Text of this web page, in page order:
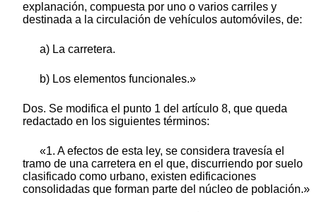
explanación, compuesta por uno o varios carriles y
destinada a la circulación de vehículos automóviles, de:
a) La carretera.
b) Los elementos funcionales.»
Dos. Se modifica el punto 1 del artículo 8, que queda
redactado en los siguientes términos:
«1. A efectos de esta ley, se considera travesía el
tramo de una carretera en el que, discurriendo por suelo
clasificado como urbano, existen edificaciones
consolidadas que forman parte del núcleo de población.»